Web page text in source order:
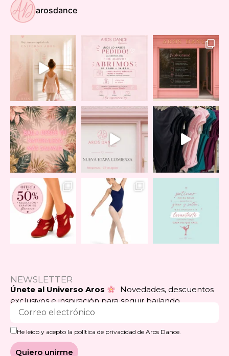
arosdance
NEWSLETTER
Únete al Universo Aros
Novedades, descuentos
exclusivos e inspiración para seguir bailando.
He leído y acepto la política de privacidad de Aros Dance.
Quiero unirme